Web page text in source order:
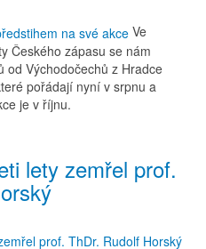
Ve
Českého zápasu se nám
od Východočechů z Hradce
pořádají nyní v srpnu a
je v říjnu.
lety zemřel prof.